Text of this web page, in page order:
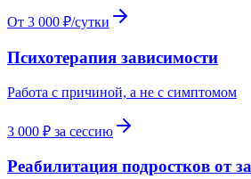
От 3 000 ₽/сутки
Психотерапия зависимости
Работа с причиной, а не с симптомом
3 000 ₽ за сессию
Реабилитация подростков от